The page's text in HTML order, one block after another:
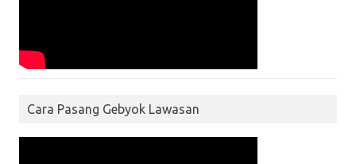
Cara Pasang Gebyok Lawasan